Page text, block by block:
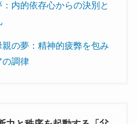
内的依存心からの決別と
の夢：精神的疲弊を包み
の調律